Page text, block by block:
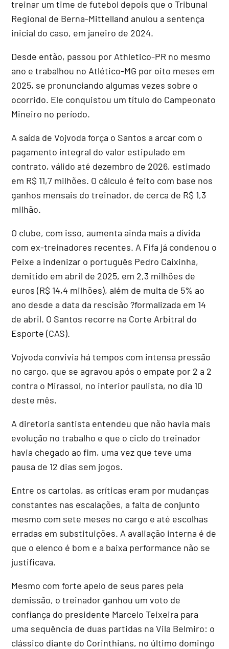
treinar um time de futebol depois que o Tribunal
Regional de Berna-Mittelland anulou a sentença
inicial do caso, em janeiro de 2024.
Desde então, passou por Athletico-PR no mesmo
ano e trabalhou no Atlético-MG por oito meses em
2025, se pronunciando algumas vezes sobre o
ocorrido. Ele conquistou um título do Campeonato
Mineiro no período.
A saída de Vojvoda força o Santos a arcar com o
pagamento integral do valor estipulado em
contrato, válido até dezembro de 2026, estimado
em R$ 11,7 milhões. O cálculo é feito com base nos
ganhos mensais do treinador, de cerca de R$ 1,3
milhão.
O clube, com isso, aumenta ainda mais a dívida
com ex-treinadores recentes. A Fifa já condenou o
Peixe a indenizar o português Pedro Caixinha,
demitido em abril de 2025, em 2,3 milhões de
euros (R$ 14,4 milhões), além de multa de 5% ao
ano desde a data da rescisão ?formalizada em 14
de abril. O Santos recorre na Corte Arbitral do
Esporte (CAS).
Vojvoda convivia há tempos com intensa pressão
no cargo, que se agravou após o empate por 2 a 2
contra o Mirassol, no interior paulista, no dia 10
deste mês.
A diretoria santista entendeu que não havia mais
evolução no trabalho e que o ciclo do treinador
havia chegado ao fim, uma vez que teve uma
pausa de 12 dias sem jogos.
Entre os cartolas, as críticas eram por mudanças
constantes nas escalações, a falta de conjunto
mesmo com sete meses no cargo e até escolhas
erradas em substituições. A avaliação interna é de
que o elenco é bom e a baixa performance não se
justificava.
Mesmo com forte apelo de seus pares pela
demissão, o treinador ganhou um voto de
confiança do presidente Marcelo Teixeira para
uma sequência de duas partidas na Vila Belmiro: o
clássico diante do Corinthians, no último domingo